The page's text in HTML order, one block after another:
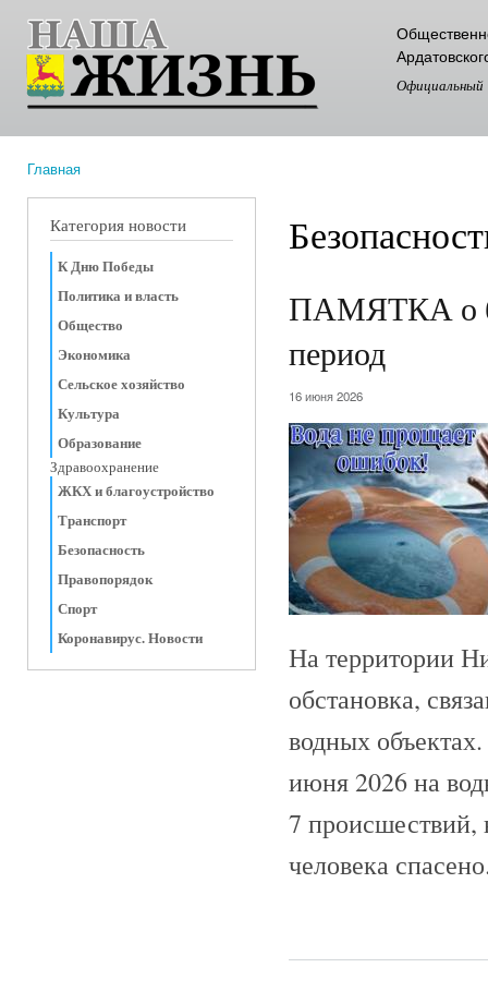
Официальный
Главная
Категория новости
К Дню Победы
Политика и власть
Общество
Экономика
Сельское хозяйство
Культура
Образование
Здравоохранение
ЖКХ и благоустройство
Транспорт
Безопасность
Правопорядок
Спорт
Коронавирус. Новости
ПАМЯТКА о
период
16 июня 2026
На территории
обстановка,
водных
июня 2026 на
7 происшествий,
человека